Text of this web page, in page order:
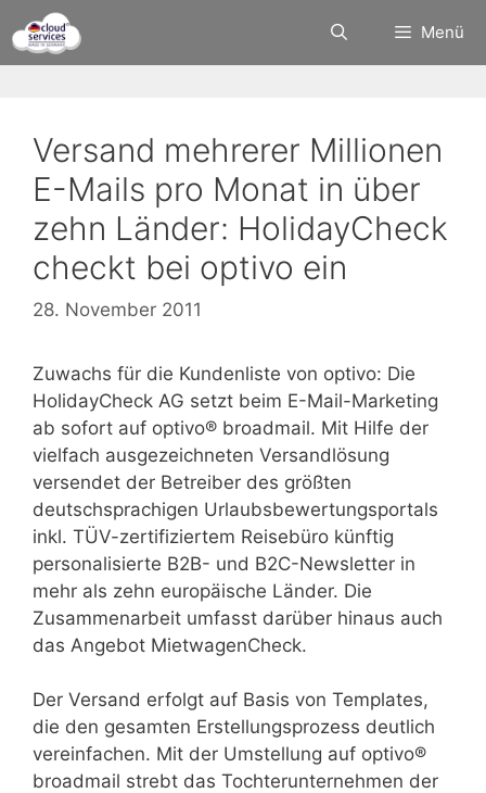
Inhalt
springen
Menü
Versand mehrerer Millionen
E-Mails pro Monat in über
zehn Länder: HolidayCheck
checkt bei optivo ein
28. November 2011
Zuwachs für die Kundenliste von optivo: Die
HolidayCheck AG setzt beim E-Mail-Marketing
ab sofort auf optivo® broadmail. Mit Hilfe der
vielfach ausgezeichneten Versandlösung
versendet der Betreiber des größten
deutschsprachigen Urlaubsbewertungsportals
inkl. TÜV-zertifiziertem Reisebüro künftig
personalisierte B2B- und B2C-Newsletter in
mehr als zehn europäische Länder. Die
Zusammenarbeit umfasst darüber hinaus auch
das Angebot MietwagenCheck.
Der Versand erfolgt auf Basis von Templates,
die den gesamten Erstellungsprozess deutlich
vereinfachen. Mit der Umstellung auf optivo®
broadmail strebt das Tochterunternehmen der